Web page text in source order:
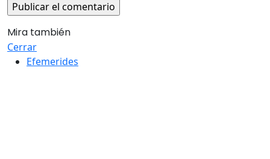
Mira también
Cerrar
Efemerides